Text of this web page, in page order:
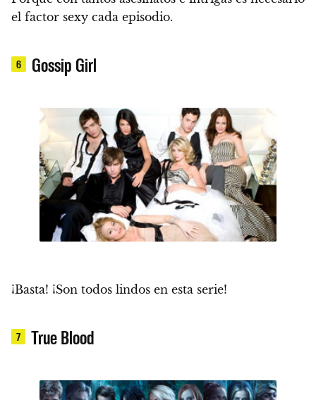
el factor sexy cada episodio.
6 Gossip Girl
¡Basta! ¡Son todos lindos en esta serie!
7 True Blood